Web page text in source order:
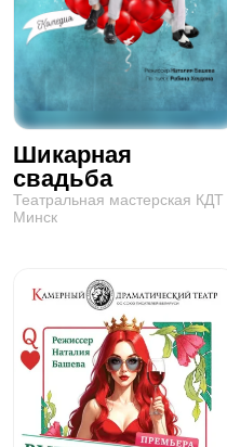
Шикарная
свадьба
Театральная мастерская КДТ
Минск